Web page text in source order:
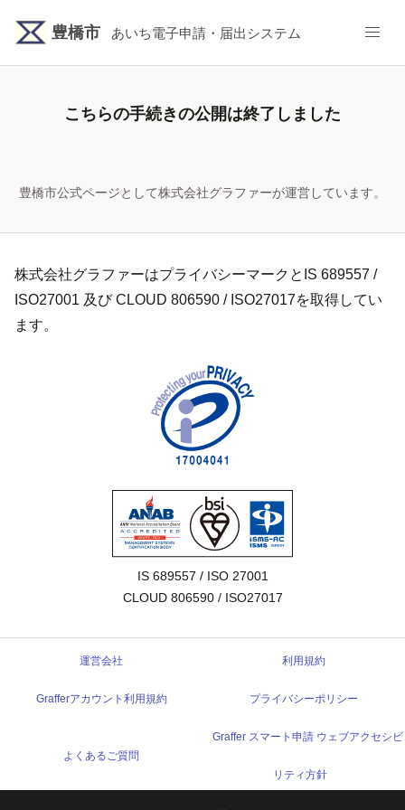
豊橋市 あいち電子申請・届出システム
こちらの手続きの公開は終了しました
豊橋市公式ページとして株式会社グラファーが運営しています。
株式会社グラファーはプライバシーマークとIS 689557 /
ISO27001 及び CLOUD 806590 / ISO27017を取得してい
ます。
IS 689557 / ISO 27001
CLOUD 806590 / ISO27017
運営会社 利用規約
Grafferアカウント利用規約 プライバシーポリシー
よくあるご質問
Graffer スマート申請 ウェブアクセシビ
リティ方針